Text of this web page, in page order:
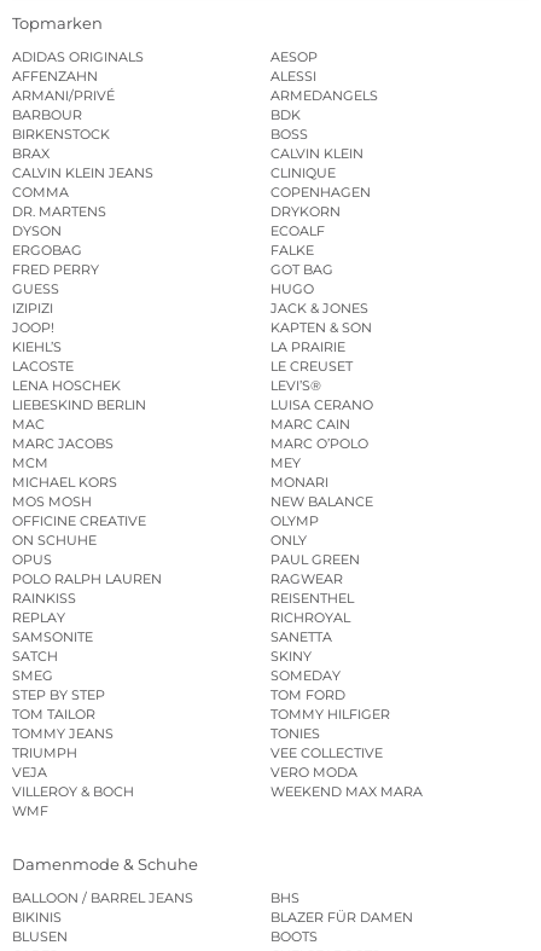
Topmarken
ADIDAS ORIGINALS
AESOP
AFFENZAHN
ALESSI
ARMANI/PRIVÉ
ARMEDANGELS
BARBOUR
BDK
BIRKENSTOCK
BOSS
BRAX
CALVIN KLEIN
CALVIN KLEIN JEANS
CLINIQUE
COMMA
COPENHAGEN
DR. MARTENS
DRYKORN
DYSON
ECOALF
ERGOBAG
FALKE
FRED PERRY
GOT BAG
GUESS
HUGO
IZIPIZI
JACK & JONES
JOOP!
KAPTEN & SON
KIEHL’S
LA PRAIRIE
LACOSTE
LE CREUSET
LENA HOSCHEK
LEVI’S®
LIEBESKIND BERLIN
LUISA CERANO
MAC
MARC CAIN
MARC JACOBS
MARC O’POLO
MCM
MEY
MICHAEL KORS
MONARI
MOS MOSH
NEW BALANCE
OFFICINE CREATIVE
OLYMP
ON SCHUHE
ONLY
OPUS
PAUL GREEN
POLO RALPH LAUREN
RAGWEAR
RAINKISS
REISENTHEL
REPLAY
RICHROYAL
SAMSONITE
SANETTA
SATCH
SKINY
SMEG
SOMEDAY
STEP BY STEP
TOM FORD
TOM TAILOR
TOMMY HILFIGER
TOMMY JEANS
TONIES
TRIUMPH
VEE COLLECTIVE
VEJA
VERO MODA
VILLEROY & BOCH
WEEKEND MAX MARA
WMF
Damenmode & Schuhe
BALLOON / BARREL JEANS
BHS
BIKINIS
BLAZER FÜR DAMEN
BLUSEN
BOOTS